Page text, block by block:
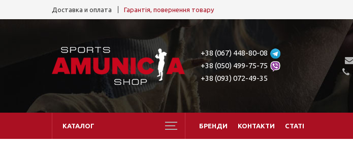
Доставка и оплата Гарантія, повернення товару
+38 (067) 448-80-08
+38 (050) 499-75-75
+38 (093) 072-49-35
КАТАЛОГ БРЕНДИ КОНТАКТИ СТАТІ